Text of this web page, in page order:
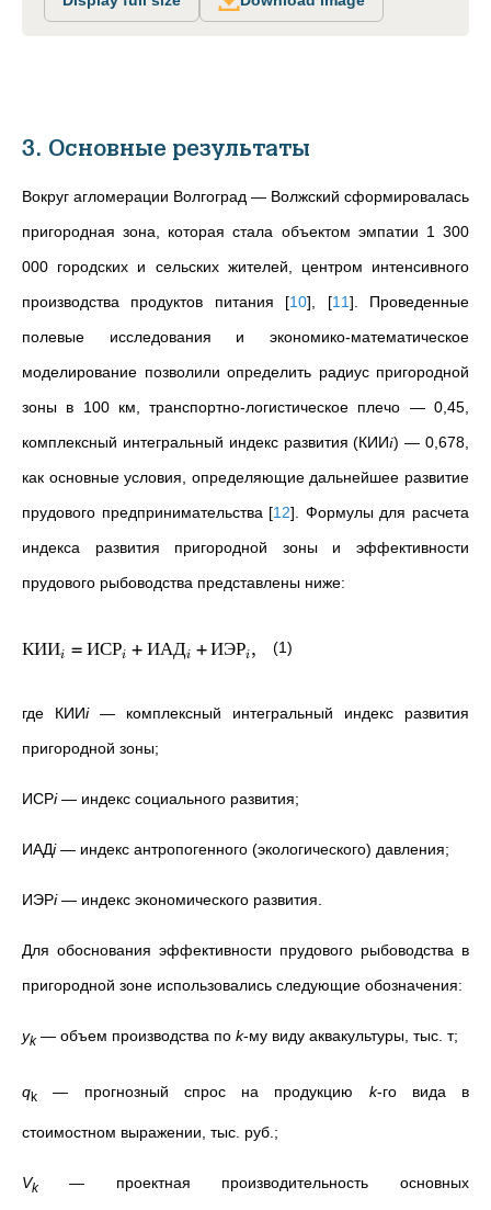
3. Основные результаты
Вокруг агломерации Волгоград — Волжский сформировалась
пригородная зона, которая стала объектом эмпатии 1 300
000 городских и сельских жителей, центром интенсивного
производства продуктов питания [10], [11]. Проведенные
полевые исследования и экономико-математическое
моделирование позволили определить радиус пригородной
зоны в 100 км, транспортно-логистическое плечо —0,45,
комплексный интегральный индекс развития (КИИ𝑖) — 0,678,
как основные условия, определяющие дальнейшее развитие
прудового предпринимательства [12]. Формулы для расчета
индекса развития пригородной зоны и эффективности
прудового рыбоводства представлены ниже:
КИИi =ИСРi +ИАДi +ИЭРi, (1)
где КИИi — комплексный интегральный индекс развития
пригородной зоны;
ИСРi— индекс социального развития;
ИАДi— индекс антропогенного (экологического) давления;
ИЭРi— индекс экономического развития.
Для обоснования эффективности прудового рыбоводства в
пригородной зоне использовались следующие обозначения:
yk — объем производства по k-му виду аквакультуры, тыс. т;
qk — прогнозный спрос на продукцию k-го вида в
стоимостном выражении, тыс. руб.;
Vk —проектная производительность основных